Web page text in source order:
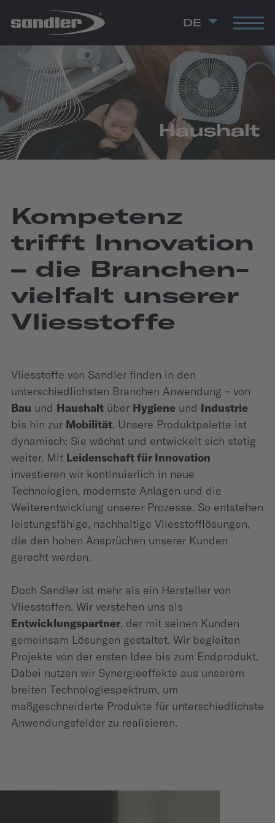
DE
Kompetenz
trifft Innovation
– die Branchen­
vielfalt unserer
Vliesstoffe
Vliesstoffe von Sandler finden in den
unterschiedlichsten Branchen Anwendung – von
Bau und Haushalt über Hygiene und Industrie
bis hin zur Mobilität. Unsere Produktpalette ist
dynamisch: Sie wächst und entwickelt sich stetig
weiter. Mit Leidenschaft für Innovation
investieren wir kontinuierlich in neue
Technologien, modernste Anlagen und die
Weiterentwicklung unserer Prozesse. So entstehen
leistungsfähige, nachhaltige Vliesstofflösungen,
die den hohen Ansprüchen unserer Kunden
gerecht werden.
Doch Sandler ist mehr als ein Hersteller von
Vliesstoffen. Wir verstehen uns als
Entwicklungspartner, der mit seinen Kunden
gemeinsam Lösungen gestaltet. Wir begleiten
Projekte von der ersten Idee bis zum Endprodukt.
Dabei nutzen wir Synergieeffekte aus unserem
breiten Technologiespektrum, um
maßgeschneiderte Produkte für unterschiedlichste
Anwendungsfelder zu realisieren.